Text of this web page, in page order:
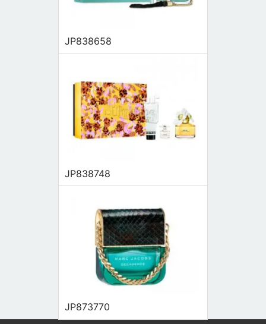
JP838658
JP838748
JP873770